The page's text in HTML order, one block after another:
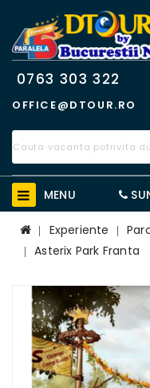
0763 303 322
OFFICE@DTOUR.RO
MENU
Experiente
Asterix Park Franta